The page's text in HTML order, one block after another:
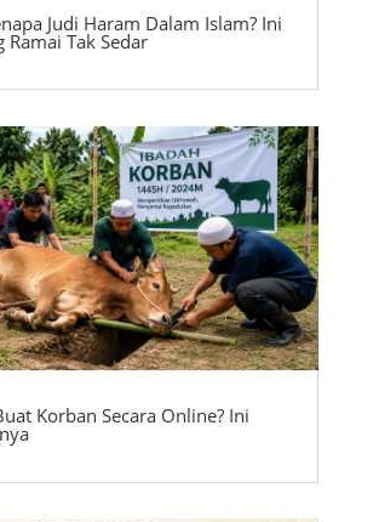
Judi Haram Dalam Islam? Ini
Ramai Tak Sedar
Korban Secara Online? Ini